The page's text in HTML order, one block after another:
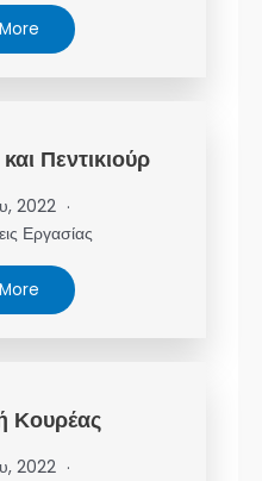
Πεντικιούρ
2022
Εργασίας
Κουρέας
2022